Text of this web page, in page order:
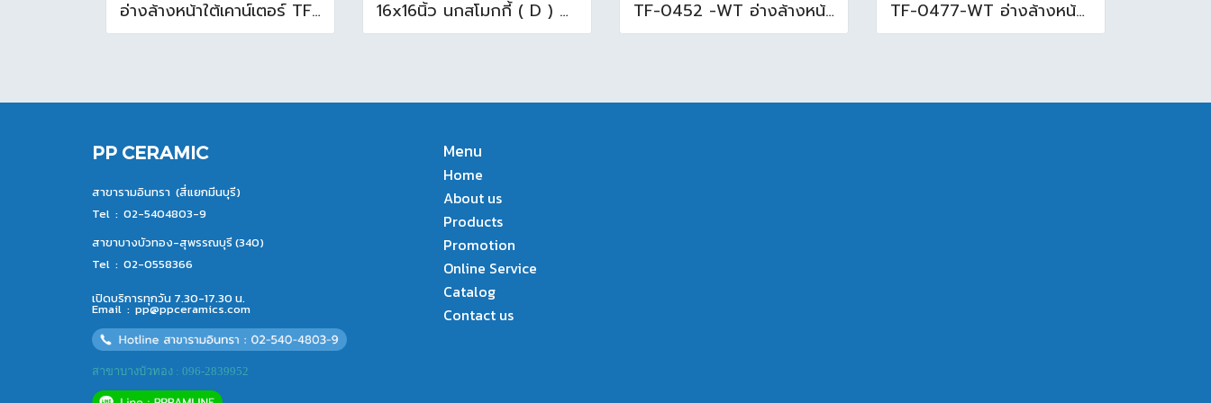
อ่างล้างหน้าใต้เคาน์เตอร์ TF-0458 สีขาว 16x16นิ้ว นกสโมกกี้ ( D ) A (Pack6) TF-0452 -WT อ่างล้างหน้าบนเคาน์เตอร์ สีขาว TF-0477-WT อ่างล้างหน้าบนเคาน์เตอร์ สีขาว
PP CERAMIC
สาขารามอินทรา (สี่แยกมีนบุรี)
Tel : 02-5404803-9
สาขาบางบัวทอง-สุพรรณบุรี (340)
Tel : 02-0558366
เปิดบริการทุกวัน 7.30-17.30 น.
Email : pp@ppceramics.com
สาขาบางบัวทอง : 096-2839952
Menu
Home
About us
Products
Promotion
Online Service
Catalog
Contact us